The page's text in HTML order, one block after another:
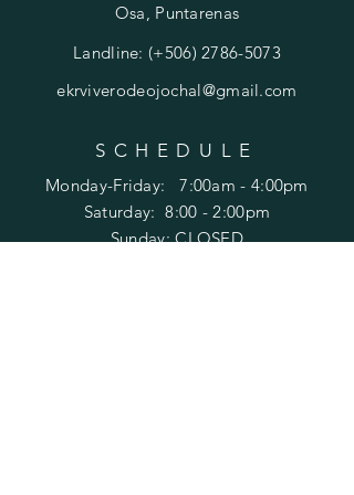
Osa, Puntarenas
Landline: (+506) 2786-5073
ekrviverodeojochal@gmail.com
SCHEDULE
Monday-Friday: 7:00am - 4:00pm
​​Saturday:8:00 - 2:00pm
Sunday:CLOSED